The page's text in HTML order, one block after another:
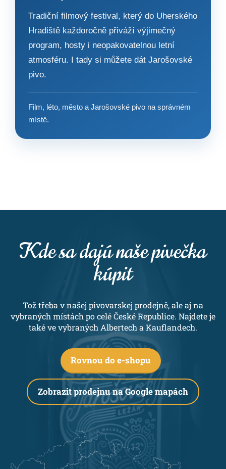
Tradiční filmový festival, který do Uherského
Hradiště každoročně přiváží výjimečný
program, hosty i neopakovatelnou letní
atmosféru. I tady si můžete dát Jarošovské
pivo.
Film, léto, město a Jarošovské pivo na správném
místě.
Kde sa dajú naše pivečka
kúpit
Tož třeba v našej pivovarskej prodejně, ale aj na
vybraných místách po celé České Republice. Najdete je
také ve vybraných Albertech a Kauflandech.
Rovnou do e-shopu
Zobrazit prodejnu na Google mapách